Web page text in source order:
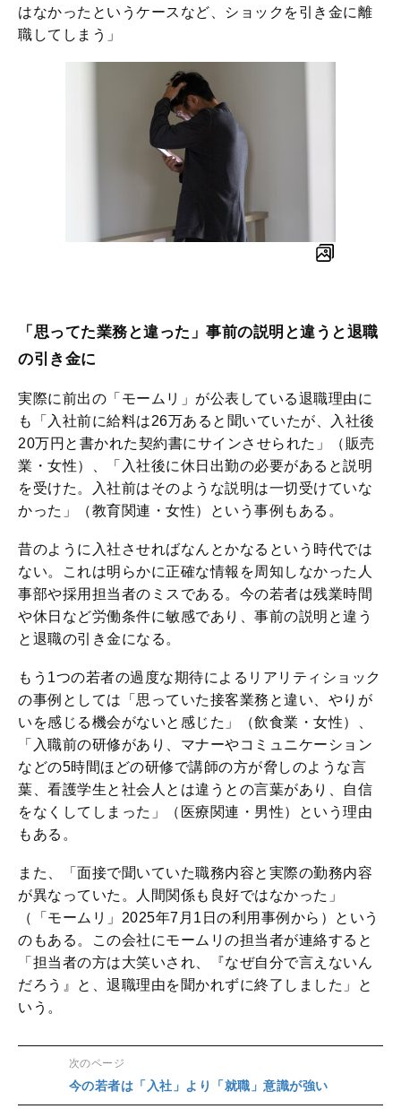
はなかったというケースなど、ショックを引き金に離
職してしまう」
「思ってた業務と違った」事前の説明と違うと退職
の引き金に
実際に前出の「モームリ」が公表している退職理由に
も「入社前に給料は26万あると聞いていたが、入社後
20万円と書かれた契約書にサインさせられた」（販売
業・女性）、「入社後に休日出勤の必要があると説明
を受けた。入社前はそのような説明は一切受けていな
かった」（教育関連・女性）という事例もある。
昔のように入社させればなんとかなるという時代では
ない。これは明らかに正確な情報を周知しなかった人
事部や採用担当者のミスである。今の若者は残業時間
や休日など労働条件に敏感であり、事前の説明と違う
と退職の引き金になる。
もう1つの若者の過度な期待によるリアリティショック
の事例としては「思っていた接客業務と違い、やりが
いを感じる機会がないと感じた」（飲食業・女性）、
「入職前の研修があり、マナーやコミュニケーション
などの5時間ほどの研修で講師の方が脅しのような言
葉、看護学生と社会人とは違うとの言葉があり、自信
をなくしてしまった」（医療関連・男性）という理由
もある。
また、「面接で聞いていた職務内容と実際の勤務内容
が異なっていた。人間関係も良好ではなかった」
（「モームリ」2025年7月1日の利用事例から）という
のもある。この会社にモームリの担当者が連絡すると
「担当者の方は大笑いされ、『なぜ自分で言えないん
だろう』と、退職理由を聞かれずに終了しました」と
いう。
次のページ
今の若者は「入社」より「就職」意識が強い